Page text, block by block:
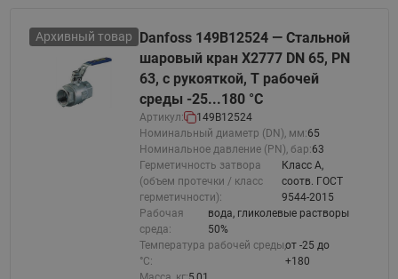
Архивный товар
Danfoss 149B12524 — Стальной
шаровый кран X2777 DN 65, PN
63, с рукояткой, T рабочей
среды -25...180 °С
Артикул:
149B12524
Номинальный диаметр (DN), мм:65
Номинальное давление (PN), бар:63
Герметичность затвора
(объем протечки / класс
герметичности):
Класс A,
соотв. ГОСТ
9544-2015
Рабочая
среда:
вода, гликолевые растворы
50%
Температура рабочей среды,
°С:
от -25 до
+180